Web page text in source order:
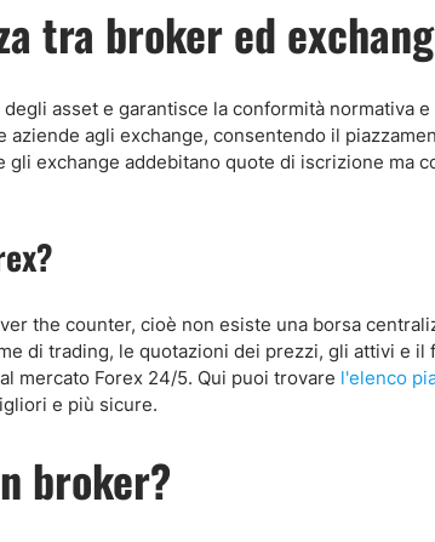
tra broker ed
asset e garantisce la conformità normativa
aziende agli exchange, consentendo il
gli exchange addebitano quote di iscrizione ma
the counter, cioè non esiste una borsa
di trading, le quotazioni dei prezzi, gli attivi e
mercato Forex 24/5. Qui puoi trovare l'elenco
e più sicure.
broker?